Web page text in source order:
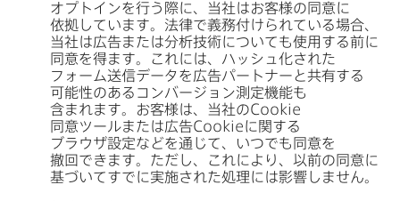
オプトインを​行う​際に、​当社は​お客様の​同意に​
依拠しています。​法律で​義務付けられている​場合、​
当社は​広告または​分析技術に​ついても​使用する​前に​
同意を​得ます。​これには、​ハッシュ化された​
フォーム送信データを​広告パートナーと​共有する​
可能性の​ある​コンバージョン測定機能も​
含まれます。​お客様は、​当社のCookie
同意ツールまたは​広告Cookieに​関する​
ブラウザ設定などを​通じて、​いつでも​同意を​
撤回できます。​ただし、​これに​より、​以前の​同意に​
基づいてすでに​実施された​処理には​影響しません。